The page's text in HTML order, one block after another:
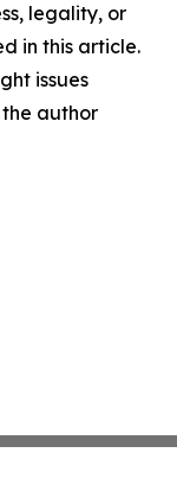
legality, or
in this article.
issues
author